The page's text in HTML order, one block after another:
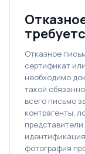
Отказное
сертификат
необходимо
такой
всего письмо
контрагенты,
фотография